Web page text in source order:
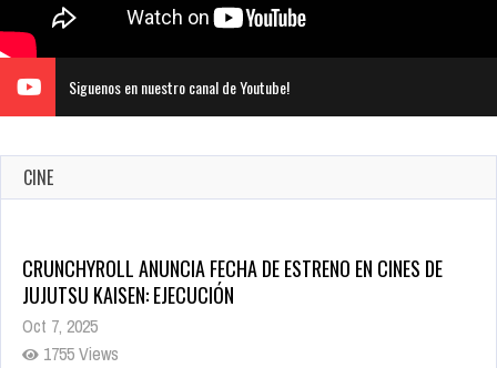
Siguenos en nuestro canal de Youtube!
CINE
CRUNCHYROLL ANUNCIA FECHA DE ESTRENO EN CINES DE
JUJUTSU KAISEN: EJECUCIÓN
Oct 7, 2025
1755 Views